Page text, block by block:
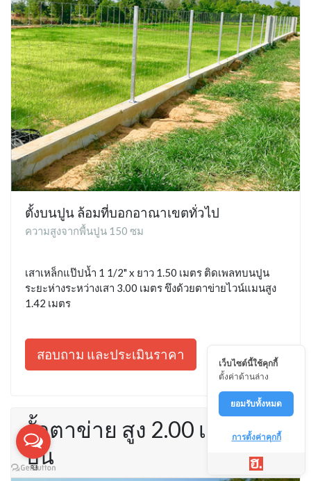
ตั้งบนปูน ล้อมที่บอกอาณาเขตทั่วไป
ความสูงจากพื้นปูน 150 ซม
เสาเหล็กแป๊ปน้ำ 1 1/2" x ยาว 1.50 เมตร ติดเพลทบนปูน
ระยะห่างระหว่างเสา 3.00 เมตร ขึงด้วยตาข่ายไวน์แมนสูง
1.42 เมตร
สอบถาม และประเมินราคา
รั้วตาข่าย สูง 2.00 เมตร บน
ปูน
เว็บไซต์นี้ใช้คุกกี้
ตั้งค่าด้านล่าง
ยอมรับทั้งหมด
การตั้งค่าคุกกี้